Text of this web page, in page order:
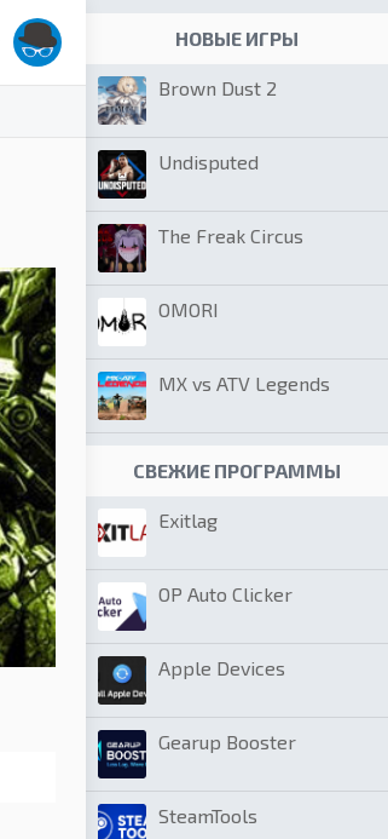
НОВЫЕ ИГРЫ
Brown Dust 2
Undisputed
The Freak Circus
OMORI
MX vs ATV Legends
СВЕЖИЕ ПРОГРАММЫ
Exitlag
OP Auto Clicker
Apple Devices
Gearup Booster
SteamTools